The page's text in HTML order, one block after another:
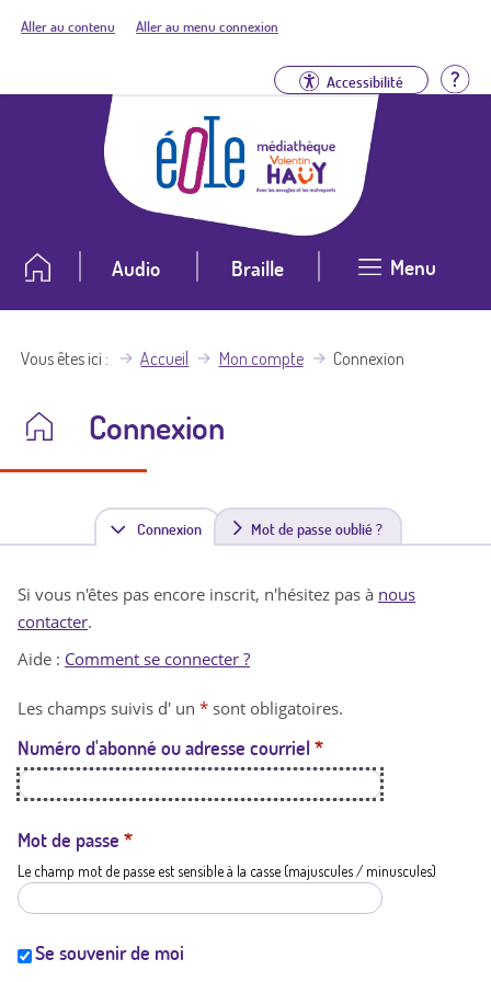
Aller au contenu Aller au menu connexion
Accessibilité
Audio Braille Menu
Vous êtes ici Accueil Mon compte Connexion
Connexion
Connexion(
n
t
a
t
i
Mot de passe oublié ?
Si vous n'êtes pas encore inscrit, n'hésitez pas à nous
contacter.
Aide : Comment se connecter ?
Les champs suivis d' un * sont obligatoires.
Numéro d'abonné ou adresse courriel *
Mot de passe *
Le champ mot de passe est sensible à la casse (majuscules / minuscules)
Se souvenir de moi